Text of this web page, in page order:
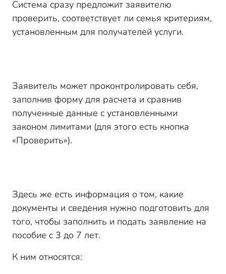
Система сразу предложит заявителю
проверить, соответствует ли семья критериям,
установленным для получателей услуги.
Заявитель может проконтролировать себя,
заполнив форму для расчета и сравнив
полученные данные с установленными
законом лимитами (для этого есть кнопка
«Проверить»).
Здесь же есть информация о том, какие
документы и сведения нужно подготовить для
того, чтобы заполнить и подать заявление на
пособие с 3 до 7 лет.
К ним относятся: